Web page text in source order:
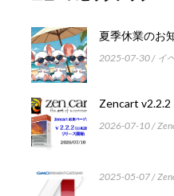
夏季休業のお
2025-07-30 イ
Zencart v2.2.2
2026-07-10
2025-05-07